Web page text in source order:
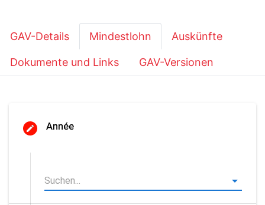
GAV-Details Mindestlohn Auskünfte
Dokumente und Links GAV-Versionen
Année